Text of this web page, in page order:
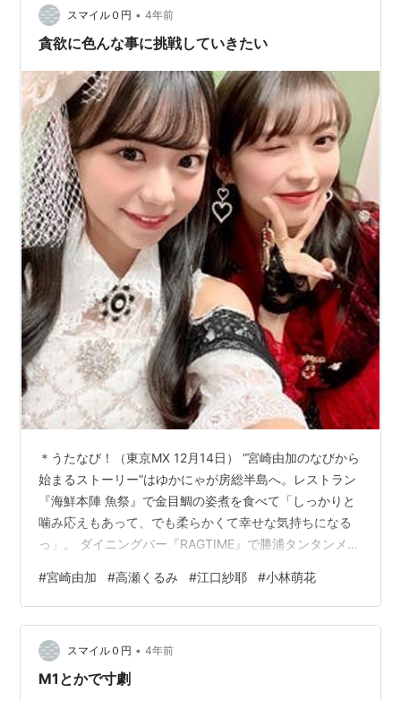
一切顔が変わらないという衝撃の事実が発覚しました。
これは一体どういうことなのでしょうか」 高瀬＆島倉
スマイル０円 • 4年前
貪欲に色んな事に挑戦していきたい
＊うたなび！（東京MX 12月14日） ”宮崎由加のなびから
始まるストーリー”はゆかにゃが房総半島へ。レストラン
『海鮮本陣 魚祭』で金目鯛の姿煮を食べて「しっかりと
噛み応えもあって、でも柔らかくて幸せな気持ちになる
っ」。 ダイニングバー『RAGTIME』で勝浦タンタンメン
もあるんですけどあっさりしてる感じ」「このロケーシ
ョンが私の胃袋を刺激してくれましたね」。 視聴者への
プレゼント選びで『道の駅 ながら』へ黒谷友香さんと。
黒谷 「全国の半島行きたい大使と」 宮崎 「特使とで」
黒谷 「もしあったら呼んでください（笑）」 ビヨなびス
#宮崎由加 #高瀬くるみ #江口紗耶 #小林萌花
スマイル０円 • 4年前
M1とかで寸劇